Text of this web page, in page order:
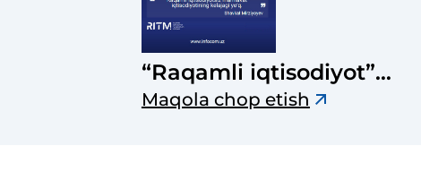
“Raqamli iqtisodiyot”
ilmiy-elektron jurnali
Maqola chop etish